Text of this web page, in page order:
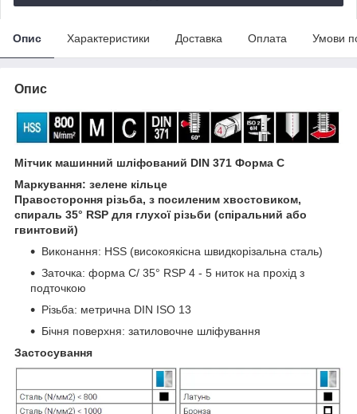
Опис Характеристики Доставка Оплата Умови
Опис
Мітчик машинний шліфований DIN 371 Форма С
Маркування: зелене кільце
Правостороння різьба, з посиленим хвостовиком,
спираль 35° RSP для глухої різьби (спіральний або
гвинтовий)
Виконання: HSS (високоякісна швидкорізальна сталь)
Заточка: форма С/ 35° RSP 4 - 5 ниток на прохід з
подточкою
Різьба: метрична DIN ISO 13
Бічня поверхня: затиловочне шліфування
Застосування